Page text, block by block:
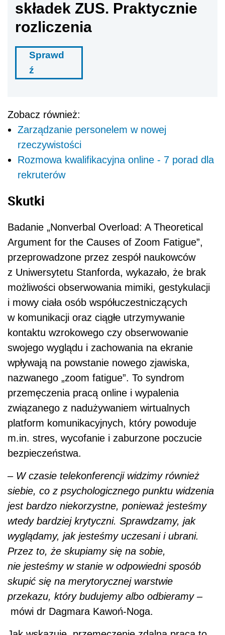
rzeczywistości
Rozmowa kwalifikacyjna online - 7 porad dla
Skutki
przeprowadzone przez zespół naukowców
z Uniwersytetu Stanforda, wykazało, że brak
możliwości obserwowania mimiki, gestykulacji
i mowy ciała osób współuczestniczących
w komunikacji oraz ciągłe utrzymywanie
kontaktu wzrokowego czy obserwowanie
wpływają na powstanie nowego zjawiska,
nazwanego „zoom fatigue”. To syndrom
przemęczenia pracą online i wypalenia
związanego z nadużywaniem wirtualnych
platform komunikacyjnych, który powoduje
m.in. stres, wycofanie i zaburzone poczucie
bezpieczeństwa.
– W czasie telekonferencji widzimy również
siebie, co z psychologicznego punktu widzenia
jest bardzo niekorzystne, ponieważ jesteśmy
wtedy bardziej krytyczni. Sprawdzamy, jak
wyglądamy, jak jesteśmy uczesani i ubrani.
Przez to, że skupiamy się na sobie,
nie jesteśmy w stanie w odpowiedni sposób
skupić się na merytorycznej warstwie
przekazu, który budujemy albo odbieramy –
mówi dr Dagmara Kawoń-Noga.
Jak wskazuje, przemęczenie zdalną pracą to
tylko część problemu, bo rok temu do online’u
przeniosły się nie tylko służbowe spotkania,
lecz także pozostałe aspekty prywatnego
życia. W efekcie przed ekranami i w internecie
spędzamy zdecydowanie więcej czasu niż
jeszcze przed pandemią, co tylko potęguje
syndrom „zoom fatigue”.